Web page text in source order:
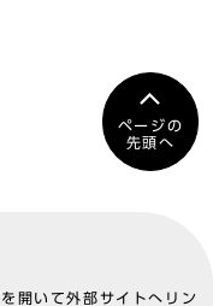
ページの
先頭へ
開いて外部サイトへリン